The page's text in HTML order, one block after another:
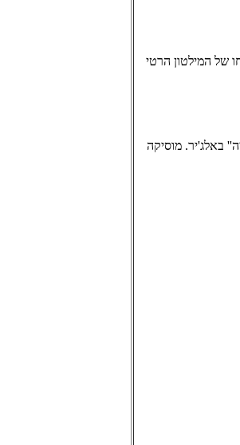
של המילטון הרטי
באלג'יר. מוסיקה